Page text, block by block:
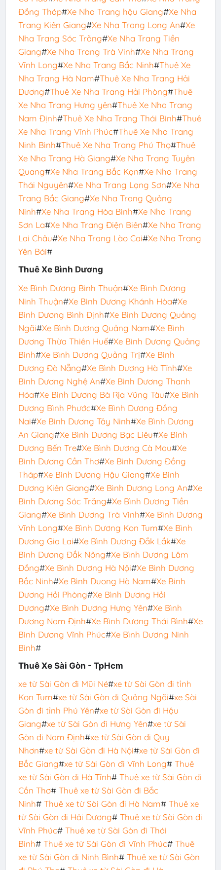
Đồng Tháp#Xe Nha Trang hậu Giang#Xe Nha
Trang Kiên Giang#Xe Nha Trang Long An#Xe
Nha Trang Sóc Trăng#Xe Nha Trang Tiền
Giang#Xe Nha Trang Trà Vinh#Xe Nha Trang
Vĩnh Long#Xe Nha Trang Bắc Ninh#Thuê Xe
Nha Trang Hà Nam#Thuê Xe Nha Trang Hải
Dương#Thuê Xe Nha Trang Hải Phòng#Thuê
Xe Nha Trang Hưng yên#Thuê Xe Nha Trang
Nam Định#Thuê Xe Nha Trang Thái Bình#Thuê
Xe Nha Trang Vĩnh Phúc#Thuê Xe Nha Trang
Ninh Bình#Thuê Xe Nha Trang Phú Thọ#Thuê
Xe Nha Trang Hà Giang#Xe Nha Trang Tuyên
Quang#Xe Nha Trang Bắc Kạn#Xe Nha Trang
Thái Nguyên#Xe Nha Trang Lạng Sơn#Xe Nha
Trang Bắc Giang#Xe Nha Trang Quảng
Ninh#Xe Nha Trang Hòa Bình#Xe Nha Trang
Sơn La#Xe Nha Trang Điện Biên#Xe Nha Trang
Lai Châu#Xe Nha Trang Lào Cai#Xe Nha Trang
Yên Bái#
Thuê Xe Bình Dương
Xe Bình Dương Bình Thuận#Xe Bình Dương
Ninh Thuận#Xe Bình Dương Khánh Hòa#Xe
Bình Dương Bình Định#Xe Bình Dương Quảng
Ngãi#Xe Bình Dương Quảng Nam#Xe Bình
Dương Thừa Thiên Huế#Xe Bình Dương Quảng
Bình#Xe Bình Dương Quảng Trị#Xe Bình
Dương Đà Nẵng#Xe Bình Dương Hà Tĩnh#Xe
Bình Dương Nghệ An#Xe Bình Dương Thanh
Hóa#Xe Binh Dương Bà Rịa Vũng Tàu#Xe Bình
Dương Bình Phước#Xe Bình Dương Đồng
Nai#Xe Bình Dương Tây Ninh#Xe Bình Dương
An Giang#Xe Bình Dương Bạc Liêu#Xe Binh
Dương Bến Tre#Xe Bình Dương Cà Mau#Xe
Bình Dương Cần Thơ#Xe Bình Dương Đồng
Tháp#Xe Bình Dương Hậu Giang#Xe Bình
Dương Kiên Giang#Xe Bình Dương Long An#Xe
Bình Dương Sóc Trăng#Xe Bình Dương Tiền
Giang#Xe Bình Dương Trà Vinh#Xe Bình Dương
Vĩnh Long#Xe Bình Dương Kon Tum#Xe Bình
Dương Gia Lai#Xe Bình Dương Đắk Lắk#Xe
Bình Dương Đắk Nông#Xe Bình Dương Lâm
Đồng#Xe Bình Dương Hà Nội#Xe Bình Dương
Bắc Ninh#Xe Bình Duong Hà Nam#Xe Binh
Dương Hải Phòng#Xe Bình Dương Hải
Dương#Xe Bình Dương Hưng Yên#Xe Bình
Dương Nam Định#Xe Bình Dương Thái Bình#Xe
Bình Dương Vĩnh Phúc#Xe Bình Dương Ninh
Bình#
Thuê Xe Sài Gòn - TpHcm
xe từ Sài Gòn đi Mũi Né#xe từ Sài Gòn đi tỉnh
Kon Tum#xe từ Sài Gòn đi Quảng Ngãi#xe Sài
Gòn đi tỉnh Phú Yên#xe từ Sài Gòn đi Hậu
Giang#xe từ Sài Gòn đi Hưng Yên#xe từ Sài
Gòn đi Nam Định#xe từ Sài Gòn đi Quy
Nhơn#xe từ Sài Gòn đi Hà Nội#xe từ Sài Gòn đi
Bắc Giang#xe từ Sài Gòn đi Vĩnh Long# Thuê
xe từ Sài Gòn đi Hà Tĩnh# Thuê xe từ Sài Gòn đi
Cần Thơ# Thuê xe từ Sài Gòn đi Bắc
Ninh# Thuê xe từ Sài Gòn đi Hà Nam# Thuê xe
từ Sài Gòn đi Hải Dương# Thuê xe từ Sài Gòn đi
Vĩnh Phúc# Thuê xe từ Sài Gòn đi Thái
Bình# Thuê xe từ Sài Gòn đi Vĩnh Phúc# Thuê
xe từ Sài Gòn đi Ninh Bình# Thuê xe từ Sài Gòn